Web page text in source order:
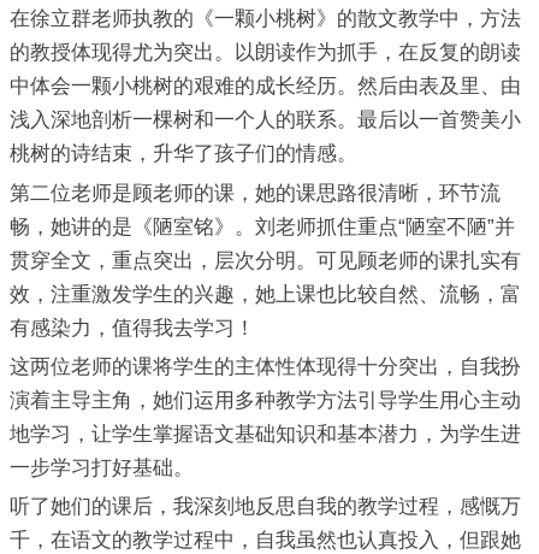
在徐立群老师执教的《一颗小桃树》的散文教学中，方法
的教授体现得尤为突出。以朗读作为抓手，在反复的朗读
中体会一颗小桃树的艰难的成长经历。然后由表及里、由
浅入深地剖析一棵树和一个人的联系。最后以一首赞美小
桃树的诗结束，升华了孩子们的情感。
第二位老师是顾老师的课，她的课思路很清晰，环节流
畅，她讲的是《陋室铭》。刘老师抓住重点“陋室不陋”并
贯穿全文，重点突出，层次分明。可见顾老师的课扎实有
效，注重激发学生的兴趣，她上课也比较自然、流畅，富
有感染力，值得我去学习！
这两位老师的课将学生的主体性体现得十分突出，自我扮
演着主导主角，她们运用多种教学方法引导学生用心主动
地学习，让学生掌握语文基础知识和基本潜力，为学生进
一步学习打好基础。
听了她们的课后，我深刻地反思自我的教学过程，感慨万
千，在语文的教学过程中，自我虽然也认真投入，但跟她